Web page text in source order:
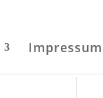
Impressum